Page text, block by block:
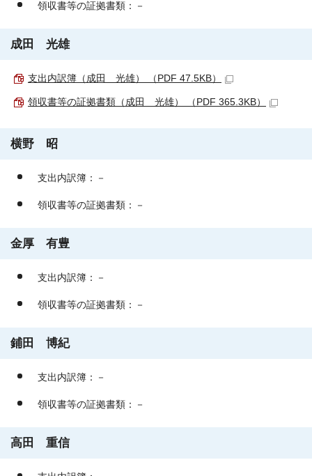
領収書等の証拠書類：－
成田 光雄
支出内訳簿（成田 光雄） （PDF 47.5KB）
領収書等の証拠書類（成田 光雄） （PDF 365.3KB）
横野 昭
支出内訳簿：－
領収書等の証拠書類：－
金厚 有豊
支出内訳簿：－
領収書等の証拠書類：－
鋪田 博紀
支出内訳簿：－
領収書等の証拠書類：－
高田 重信